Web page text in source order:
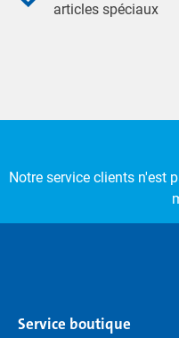
articles spéciaux
Notre service clients n'est
Service boutique